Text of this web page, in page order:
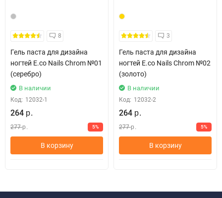
8
Гель паcта для дизайна
ногтей E.co Nails Chrom №01
(серебро)
В наличии
Код: 12032-1
264 р.
277р. 5%
В корзину
3
Гель паcта для дизайна
ногтей E.co Nails Chrom №02
(золото)
В наличии
Код: 12032-2
264 р.
277р. 5%
В корзину